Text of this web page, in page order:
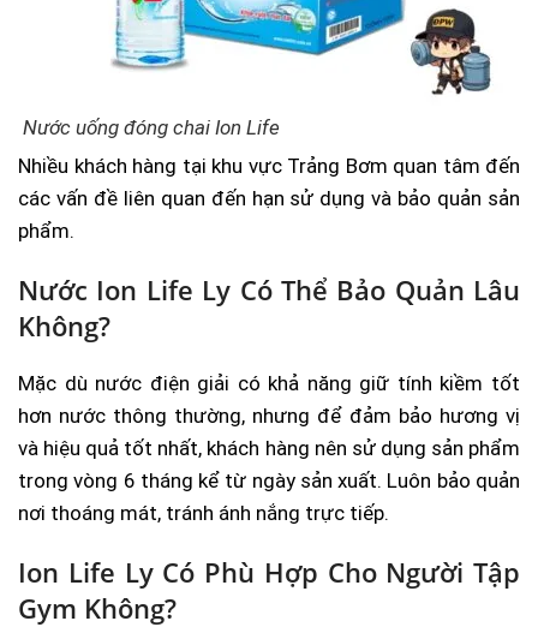
Nước uống đóng chai Ion Life
Nhiều khách hàng tại khu vực Trảng Bơm quan tâm đến
các vấn đề liên quan đến hạn sử dụng và bảo quản sản
phẩm.
Nước Ion Life Ly Có Thể Bảo Quản Lâu
Không?
Mặc dù nước điện giải có khả năng giữ tính kiềm tốt
hơn nước thông thường, nhưng để đảm bảo hương vị
và hiệu quả tốt nhất, khách hàng nên sử dụng sản phẩm
trong vòng 6 tháng kể từ ngày sản xuất. Luôn bảo quản
nơi thoáng mát, tránh ánh nắng trực tiếp.
Ion Life Ly Có Phù Hợp Cho Người Tập
Gym Không?